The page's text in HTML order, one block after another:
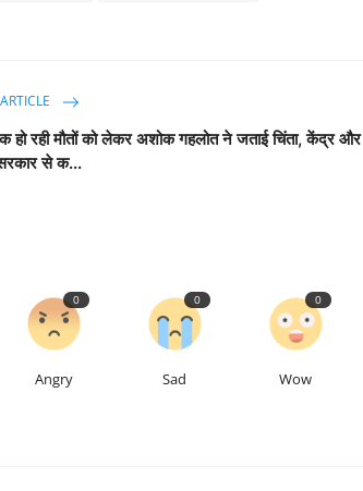
हो रही मौतों को लेकर अशोक गहलोत ने जताई च‍िंता, केंद्र और
से क...
0
Angry
0
Sad
0
Wow